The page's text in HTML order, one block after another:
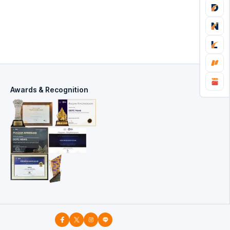
Awards & Recognition